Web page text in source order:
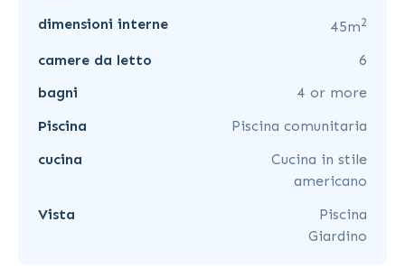
dimensioni interne
45m2
camere da letto
6
bagni
4 or more
Piscina
Piscina comunitaria
cucina
Cucina in stile
americano
Vista
Piscina
Giardino